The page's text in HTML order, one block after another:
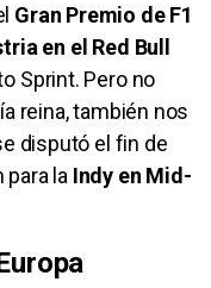
Gran Premio de F1
en el Red Bull
Sprint. Pero no
reina, también nos
disputó el fin de
para la Indy en Mid-